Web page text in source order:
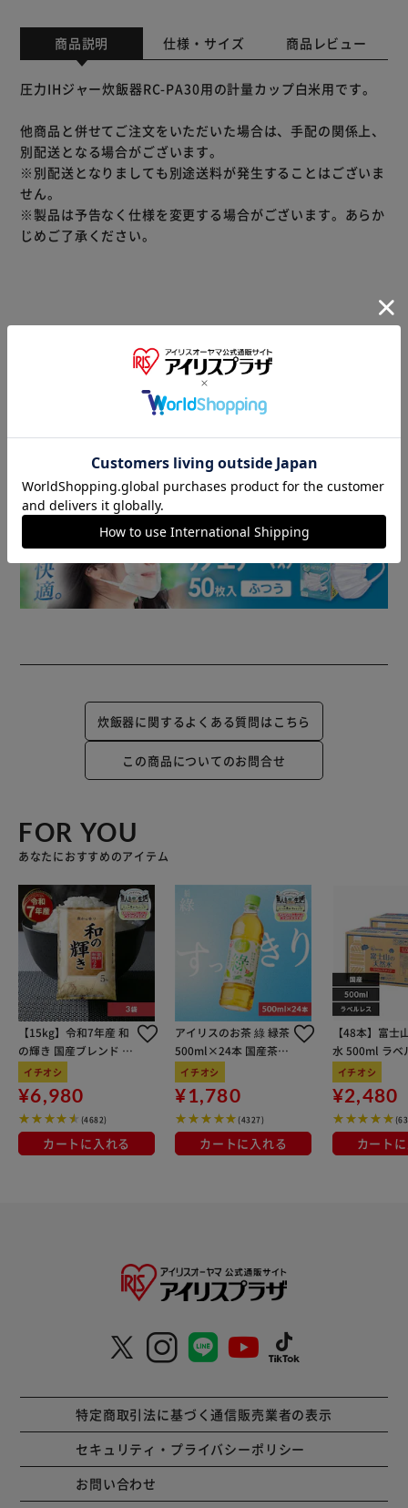
商品説明 仕様・サイズ 商品レビュー
圧力IHジャー炊飯器RC-PA30用の計量カップ白米用です。
他商品と併せてご注文をいただいた場合は、手配の関係上、
別配送となる場合がございます。
※別配送となりましても別途送料が発生することはございま
せん。
※製品は予告なく仕様を変更する場合がございます。あらか
じめご了承ください。
▼ 食品・飲料おすすめ ▼
炊飯器に関するよくある質問はこちら
この商品についてのお問合せ
FOR YOU
あなたにおすすめのアイテム
【15kg】令和7年産 和
の輝き 国産ブレンド 5
kg×3袋
イチオシ
¥6,980
(4682)
カートに入れる
アイリスのお茶 綠 緑茶
500ml×24本 国産茶葉
100％使用
イチオシ
¥1,780
(4327)
カートに入れる
【48本】富士
水 500ml ラベ
イチオシ
¥2,480
カート
特定商取引法に基づく通信販売業者の表示
セキュリティ・プライバシーポリシー
お問い合わせ